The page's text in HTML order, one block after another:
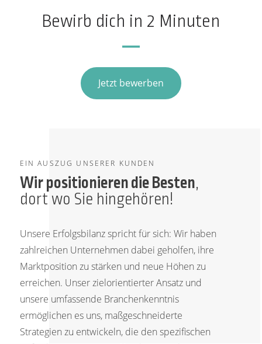
Bewirb dich in 2 Minuten
–
Jetzt bewerben
EIN AUSZUG UNSERER KUNDEN
Wir positionieren die Besten,
dort wo Sie hingehören!
Unsere Erfolgsbilanz spricht für sich: Wir haben
zahlreichen Unternehmen dabei geholfen, ihre
Marktposition zu stärken und neue Höhen zu
erreichen. Unser zielorientierter Ansatz und
unsere umfassende Branchenkenntnis
ermöglichen es uns, maßgeschneiderte
Strategien zu entwickeln, die den spezifischen